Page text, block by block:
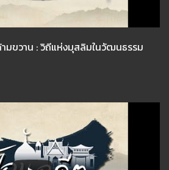
มขวาน : วิถีแห่งมุสลิมในวัฒนธรรม